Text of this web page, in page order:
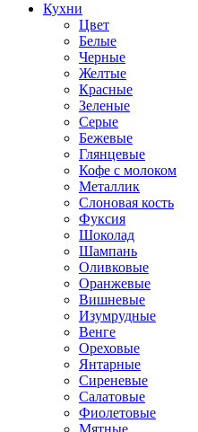
Кухни
Цвет
Белые
Черные
Желтые
Красные
Зеленые
Серые
Бежевые
Глянцевые
Кофе с молоком
Металлик
Слоновая кость
Фуксия
Шоколад
Шампань
Оливковые
Оранжевые
Вишневые
Изумрудные
Венге
Ореховые
Янтарные
Сиреневые
Салатовые
Фиолетовые
Мятные